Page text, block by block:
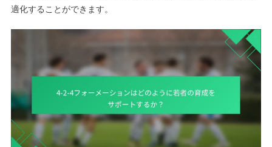
適化することができます。